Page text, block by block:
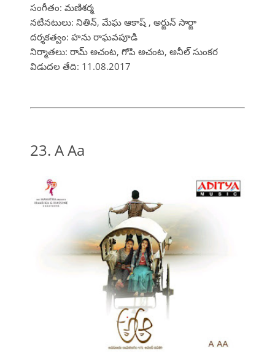
సంగీతం: మణిశర్మ
నటీనటులు: నితిన్, మేఘ ఆకాష్ , అర్జున్ సార్జా
దర్శకత్వం: హను రాఘవపూడి
నిర్మాతలు: రామ్ అచంట, గోపి అచంట, అనీల్ సుంకర
విడుదల తేది: 11.08.2017
23. A Aa